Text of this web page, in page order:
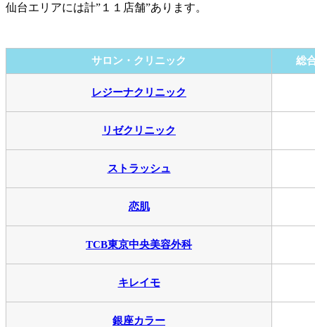
仙台エリアには計”１１店舗”あります。
サロン・クリニック 総
レジーナクリニック
リゼクリニック
ストラッシュ
恋肌
TCB東京中央美容外科
キレイモ
銀座カラー